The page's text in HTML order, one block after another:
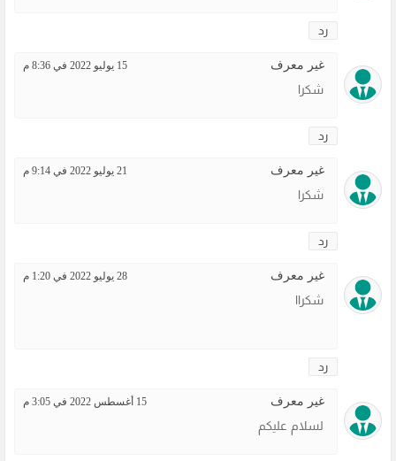
رد
غير معرف 15 يوليو 2022 في 8:36 م
شكرا
رد
غير معرف 21 يوليو 2022 في 9:14 م
شكرا
رد
غير معرف 28 يوليو 2022 في 1:20 م
شكراا
رد
غير معرف 15 أغسطس 2022 في 3:05 م
لسلام عليكم